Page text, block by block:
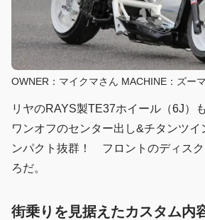
OWNER：マイクマさん MACHINE：ズー
リヤのRAYS製TE37ホイール（6J）
ワンオフのセンター出し&チタンツイ
ンパクト抜群！ フロントのディスク
ろだ。
街乗りを見据えたカスタム内